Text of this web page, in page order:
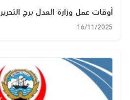
أوقات عمل وزارة العدل برج التحرير 2026
16/11/2025